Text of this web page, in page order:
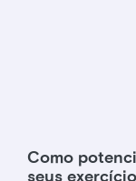
Como
seus